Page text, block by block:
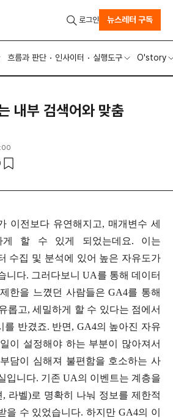
흐름과 판단 인사이터 실행도구 O'story
로그인 뉴스레터 구독
내부 검색어와 맞춤
이전보다 유연해지고, 매개변수 세
할 수 있게 되었는데요. 이는
수집 및 분석에 있어 높은 자유도가
니다. 그러다보니 UA를 통해 데이터
한을 느꼈던 사람들은 GA4를 통해
롭고, 세밀하게 할 수 있다는 점에서
를 반겼죠. 반면, GA4의 높아진 자유
이 설정해야 하는 부분이 많아져서
담이 심해져 불편함을 호소하는 사
입니다. 기존 UA의 이벤트는 계층을
라벨)로 명확히 나눠 정보를 제한적
을 수 있었습니다. 하지만 GA4의 이